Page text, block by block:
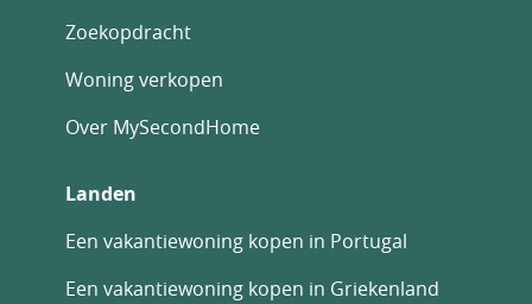
Zoekopdracht
Woning verkopen
Over MySecondHome
Landen
Een vakantiewoning kopen in Portugal
Een vakantiewoning kopen in Griekenland